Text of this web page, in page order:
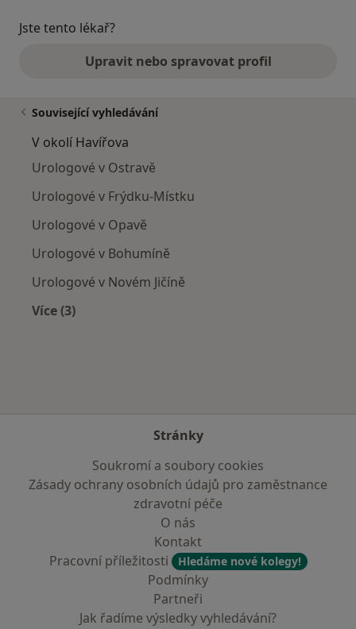
Jste tento lékař?
Upravit nebo spravovat profil
Související vyhledávání
V okolí Havířova
Urologové v Ostravě
Urologové v Frýdku-Místku
Urologové v Opavě
Urologové v Bohumíně
Urologové v Novém Jičíně
Více (3)
Stránky
Soukromí a soubory cookies
Zásady ochrany osobních údajů pro zaměstnance
zdravotní péče
O nás
Kontakt
Pracovní příležitosti
Hledáme nové kolegy!
Podmínky
Partneři
Jak řadíme výsledky vyhledávání?